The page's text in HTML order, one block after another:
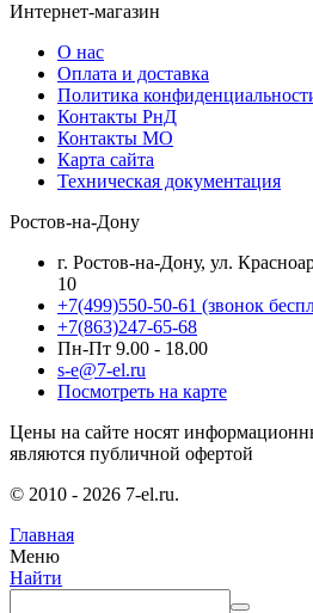
Интернет-магазин
О нас
Оплата и доставка
Политика
Контакты РнД
Контакты МО
Карта сайта
Техническая документация
Ростов-на-Дону
г. Ростов-на-Дону, ул.
10
+7(499)550-50-61 (звонок
+7(863)247-65-68
Пн-Пт 9.00 - 18.00
s-e@7-el.ru
Посмотреть на карте
Цены на сайте носят
являются публичной офертой
© 2010 - 2026 7-el.ru.
Главная
Меню
Найти